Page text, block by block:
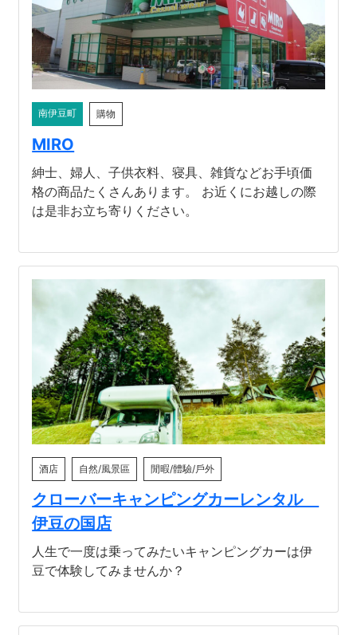
南伊豆町 購物
MIRO
紳士、婦人、子供衣料、寝具、雑貨などお手頃価
格の商品たくさんあります。 お近くにお越しの際
は是非お立ち寄りください。
酒店 自然/風景區 閒暇/體驗/戶外
クローバーキャンピングカーレンタル
伊豆の国店
人生で一度は乗ってみたいキャンピングカーは伊
豆で体験してみませんか？